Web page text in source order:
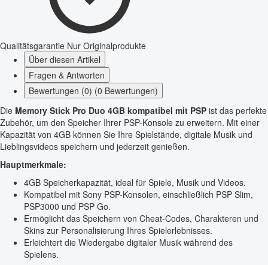
Qualitätsgarantie Nur Originalprodukte
Über diesen Artikel
Fragen & Antworten
Bewertungen (0) (0 Bewertungen)
Die Memory Stick Pro Duo 4GB kompatibel mit PSP ist das perfekte
Zubehör, um den Speicher Ihrer PSP-Konsole zu erweitern. Mit einer
Kapazität von 4GB können Sie Ihre Spielstände, digitale Musik und
Lieblingsvideos speichern und jederzeit genießen.
Hauptmerkmale:
4GB Speicherkapazität, ideal für Spiele, Musik und Videos.
Kompatibel mit Sony PSP-Konsolen, einschließlich PSP Slim,
PSP3000 und PSP Go.
Ermöglicht das Speichern von Cheat-Codes, Charakteren und
Skins zur Personalisierung Ihres Spielerlebnisses.
Erleichtert die Wiedergabe digitaler Musik während des
Spielens.